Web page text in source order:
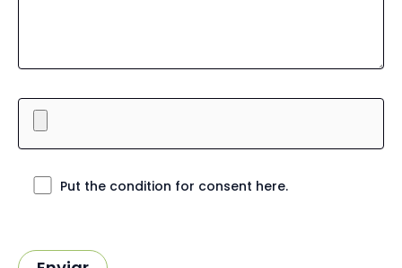
Put the condition for consent here.